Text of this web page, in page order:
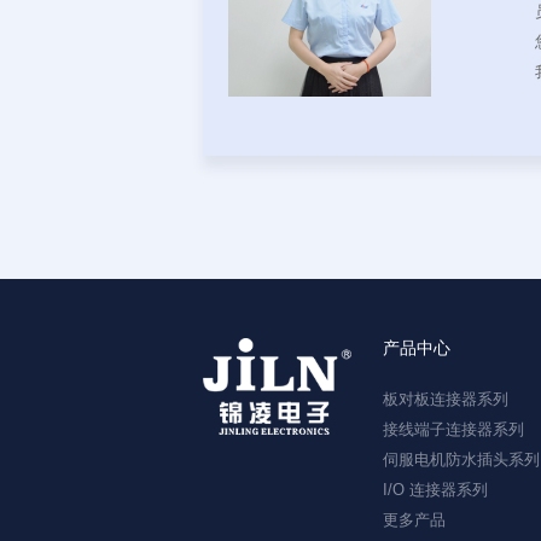
产品中心
板对板连接器系列
接线端子连接器系列
伺服电机防水插头系列
I/O 连接器系列
更多产品